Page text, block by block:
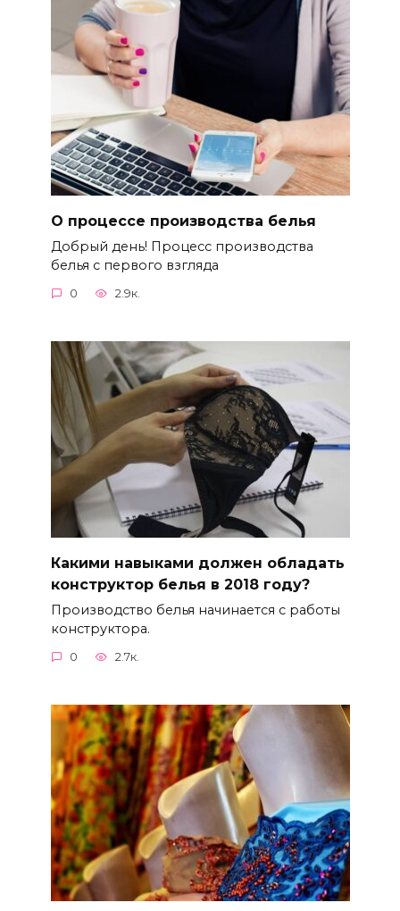
О процессе производства белья
Добрый день! Процесс производства
белья с первого взгляда
0 2.9к.
Какими навыками должен обладать
конструктор белья в 2018 году?
Производство белья начинается с работы
конструктора.
0 2.7к.